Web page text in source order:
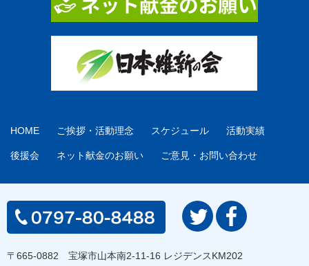
HOME ご挨拶・活動理念 スケジュール 活動実績
後援会 ネット献金のお願い ご意見・お問い合わせ
〒665-0882 宝塚市山本南2-11-16 レジデンスKM202